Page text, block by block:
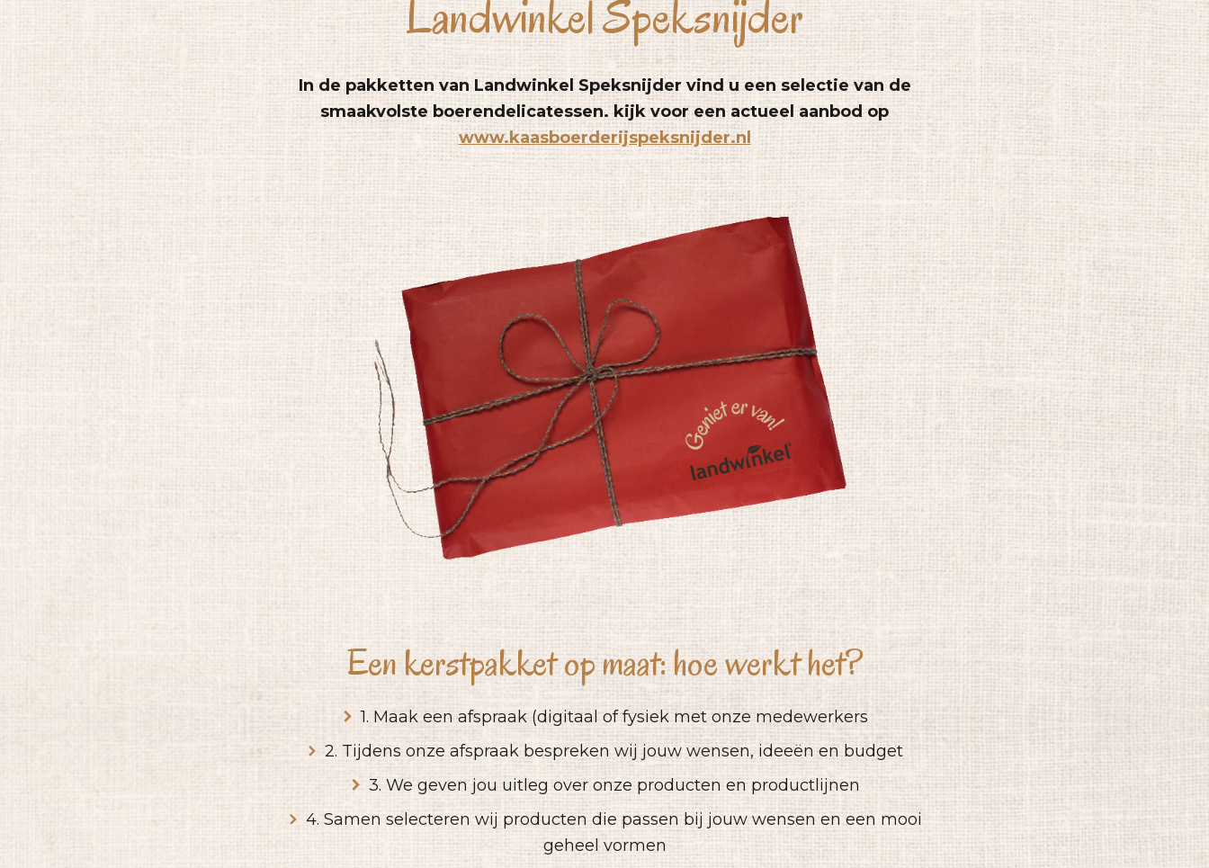
Landwinkel Speksnijder
In de pakketten van Landwinkel Speksnijdervind u een selectie van de
smaakvolste boerendelicatessen.kijk voor een actueel aanbod op
www.kaasboerderijspeksnijder.nl
Een kerstpakket op maat: hoe werkt het?
1. Maak een afspraak (digitaal of fysiek met onze medewerkers
2. Tijdens onze afspraak bespreken wij jouw wensen, ideeën en budget
3. We geven jou uitleg over onze producten en productlijnen
4. Samen selecteren wij producten die passen bij jouw wensen en een mooi
geheel vormen